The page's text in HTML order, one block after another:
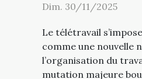
Dim. 30/11/2025
Le télétravail
comme une nouvelle
l’organisation du
mutation majeure